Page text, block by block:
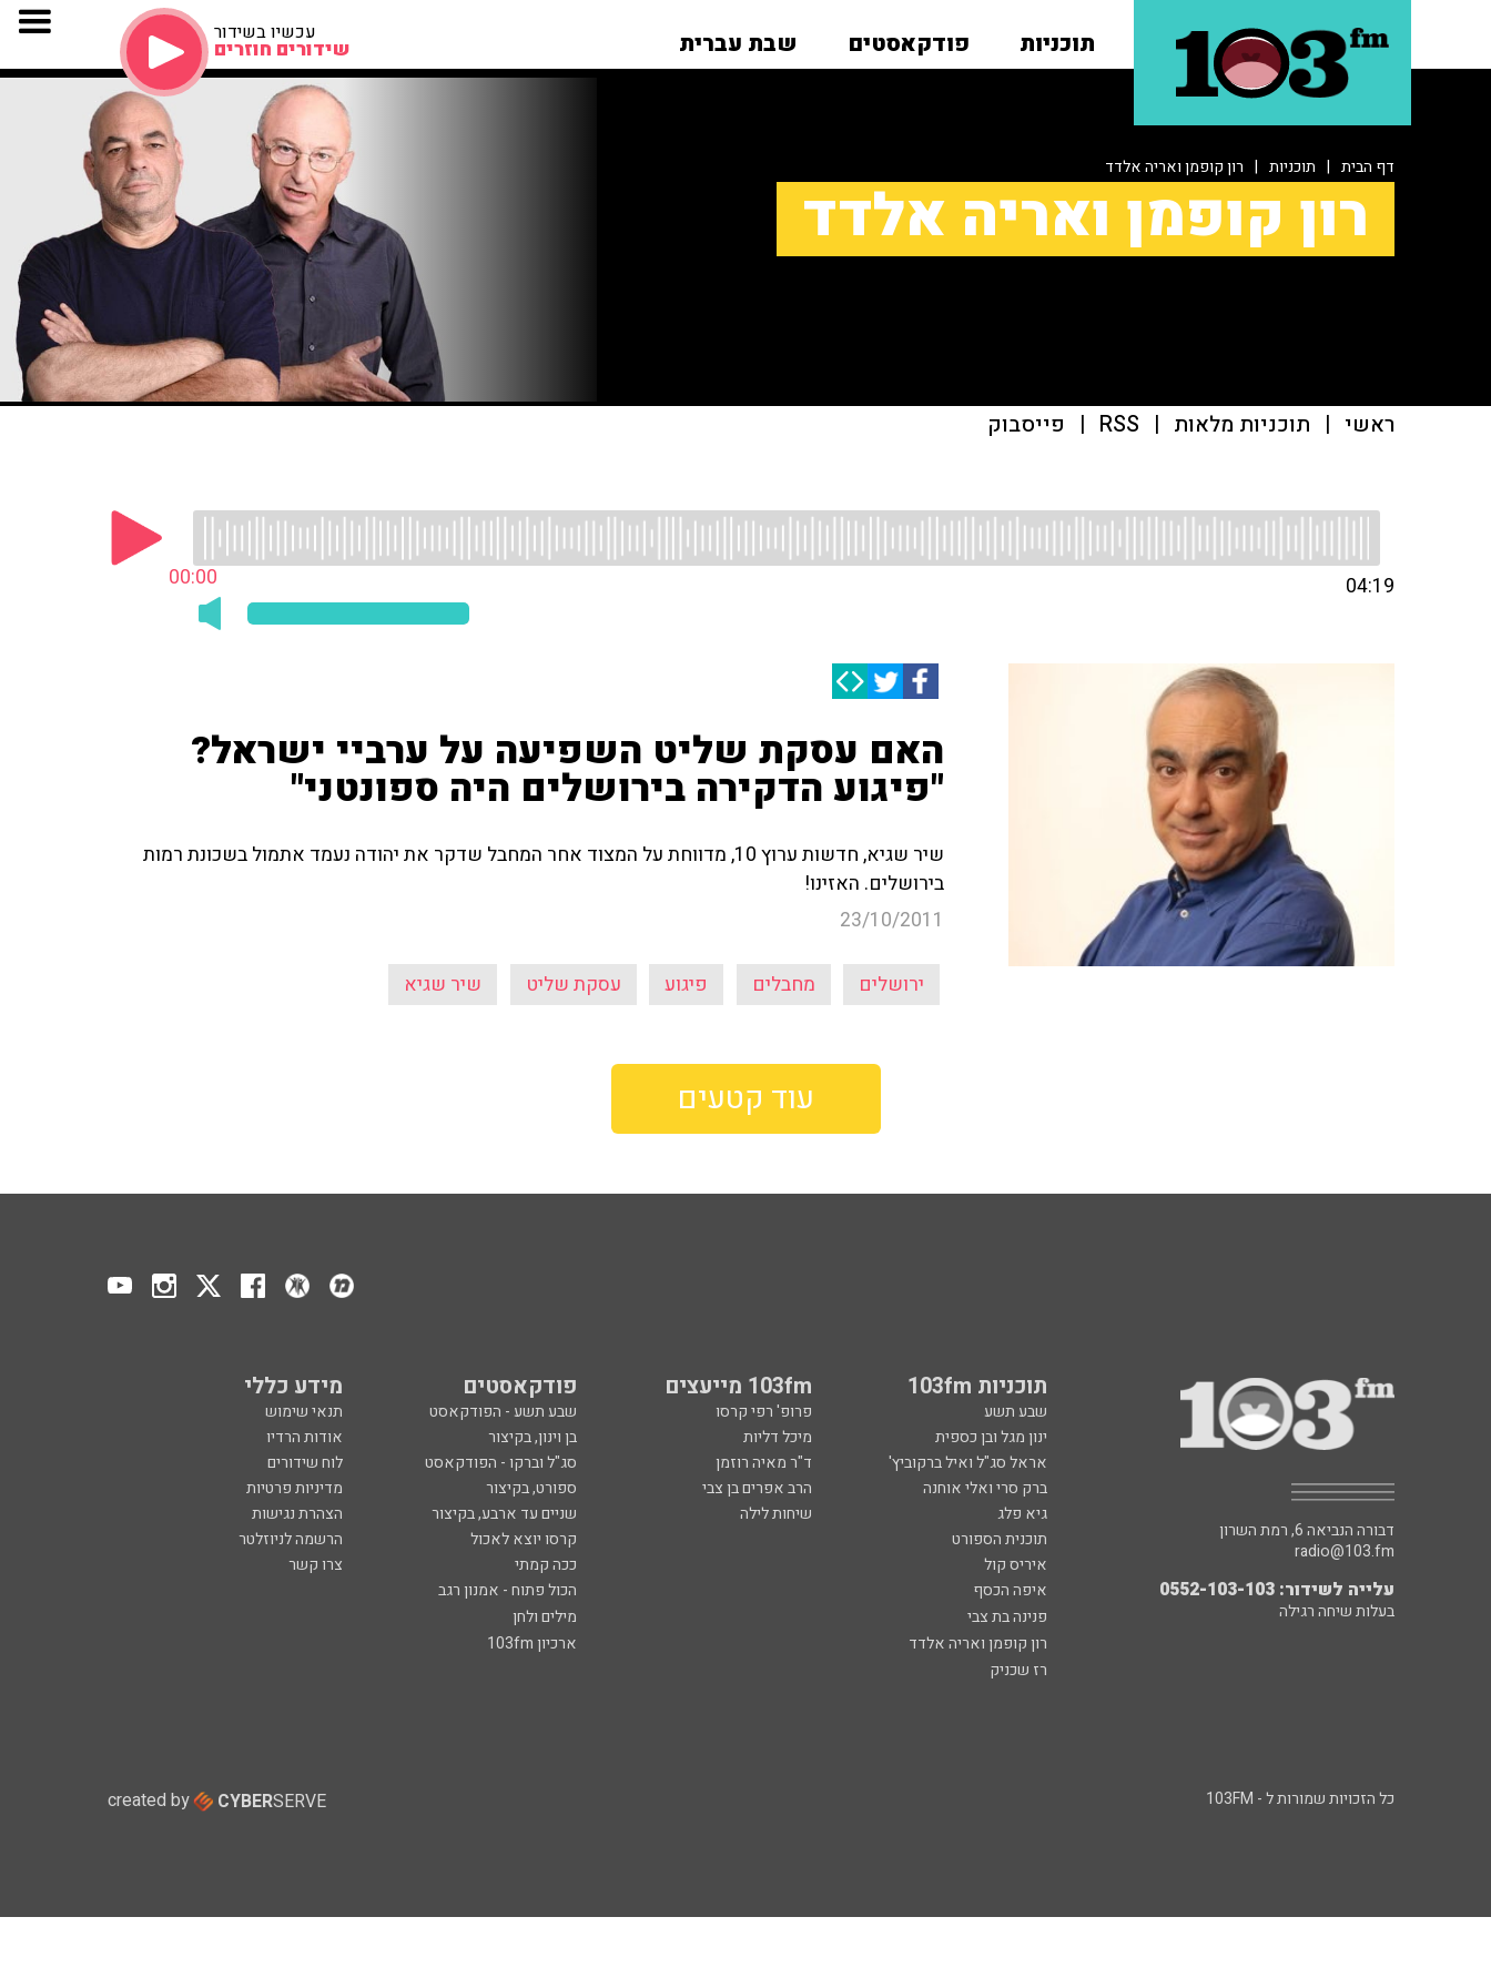
תוכניות פודקאסטים שבת עברית עכשיו בשידור
שידורים חוזרים
דף הבית | תוכניות | רון קופמן ואריה אלדד
רון קופמן ואריה אלדד
ראשי | תוכניות מלאות |
RSS
| פייסבוק
00:00 04:19
האם עסקת שליט השפיעה על ערביי ישראל?
"פיגוע הדקירה בירושלים היה ספונטני"
שיר שגיא, חדשות ערוץ 10, מדווחת על המצוד אחר המחבל שדקר את יהודה נעמד אתמול בשכונת רמות
בירושלים. האזינו!
23/10/2011
ירושלים מחבלים פיגוע עסקת שליט שיר שגיא
עוד קטעים
תוכניות 103fm 103fm מייעצים פודקאסטים מידע כללי
שבע תשע פרופ' רפי קרסו שבע תשע - הפודקאסט
תנאי שימוש
ינון מגל ובן כספית
מיכל דליות בן וינון, בקיצור
אודות הרדיו
אראל סג"ל ואיל ברקוביץ'
ד"ר מאיה רוזמן סג"ל וברקו - הפודקאסט
לוח שידורים
ברק סרי ואלי אוחנה
הרב אפרים בן צבי ספורט, בקיצור
מדיניות פרטיות
גיא פלג
שיחות לילה שניים עד ארבע, בקיצור
הצהרת נגישות
תוכנית הספורט
קרסו יוצא לאכול
הרשמה לניוזלטר
איריס קול
ככה קמתי
צרו קשר
איפה הכסף
הכול פתוח - אמנון רגב
פנינה בת צבי
מילים ולחן
רון קופמן ואריה אלדד
ארכיון 103fm
רז שכניק
דבורה הנביאה 6, רמת השרון
radio@103.fm
עלייה לשידור: 0552-103-103
בעלות שיחה רגילה
כל הזכויות שמורות ל - 103FM created by CYBERSERVE